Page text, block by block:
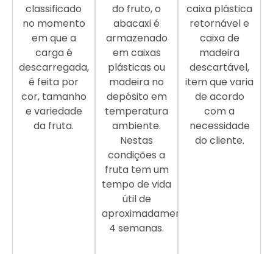
classificado
no momento
em que a
carga é
descarregada,
é feita por
cor, tamanho
e variedade
da fruta.
do fruto, o
abacaxi é
armazenado
em caixas
plásticas ou
madeira no
depósito em
temperatura
ambiente.
Nestas
condições a
fruta tem um
tempo de vida
útil de
aproximadamente
4 semanas.
caixa plástica
retornável e
caixa de
madeira
descartável,
item que varia
de acordo
com a
necessidade
do cliente.